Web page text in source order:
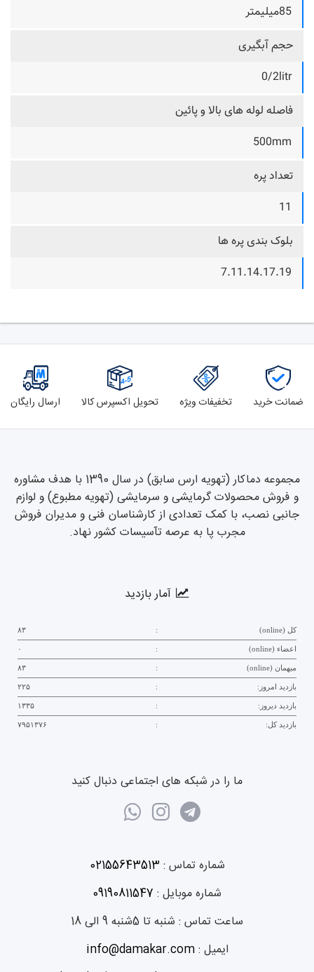
85میلیمتر
حجم آبگیری
0/2litr
فاصله لوله های بالا و پائین
500mm
تعداد پره
11
بلوک بندی پره ها
7.11.14.17.19
ضمانت خرید تخفیفات ویژه تحویل اکسپرس کالا ارسال رایگان
مجموعه دماکار (تهویه ارس سابق) در سال 1390 با هدف مشاوره
و فروش محصولات گرمایشی و سرمایشی (تهویه مطبوع) و لوازم
جانبی نصب، با کمک تعدادی از کارشناسان فنی و مدیران فروش
مجرب پا به عرصه تآسیسات کشور نهاد.
آمار بازدید
کل (online) : ۸۳
اعضاء (online) : ۰
میهمان (online) : ۸۳
بازدید امروز: : ۲۲۵
بازدید دیروز: : ۱۳۳۵
بازدید کل: : ۷۹۵۱۳۷۶
ما را در شبکه های اجتماعی دنبال کنید
شماره تماس : 02155643513
شماره موبایل : 09190811547
ساعت تماس : شنبه تا 5شنبه 9 الی 18
ایمیل :info@damakar.com